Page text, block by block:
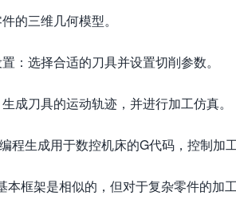
的三维几何模型。
：选择合适的刀具并设置切削参数。
成刀具的运动轨迹，并进行加工仿真。
程生成用于数控机床的G代码，控制加工
本框架是相似的，但对于复杂零件的加